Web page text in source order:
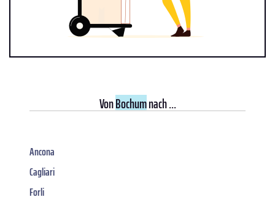
VonBochumnach ...
Ancona
Cagliari
Forli